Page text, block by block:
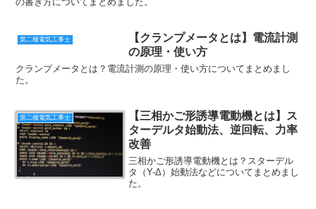
第二種電気工事士
【クランプメータとは】電流計測
の原理・使い方
クランプメータとは？電流計測の原理・使い方についてまとめまし
た。
第二種電気工事士
【三相かご形誘導電動機とは】ス
ターデルタ始動法、逆回転、力率
改善
三相かご形誘導電動機とは？スターデル
タ（Y-Δ）始動法などについてまとめまし
た。